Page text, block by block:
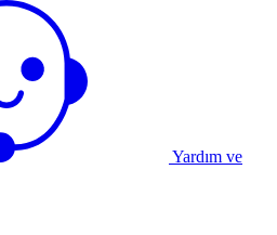
Yardım ve